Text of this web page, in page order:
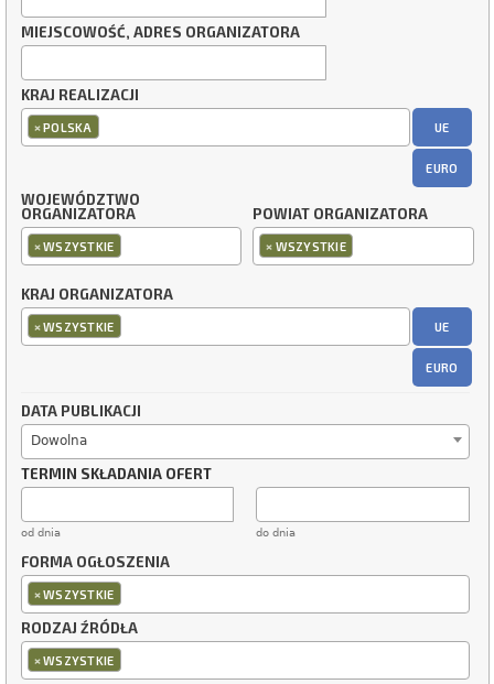
MIEJSCOWOŚĆ, ADRES ORGANIZATORA
KRAJ REALIZACJI
×POLSKA UE
EURO
WOJEWÓDZTWO
ORGANIZATORA
×WSZYSTKIE
POWIAT ORGANIZATORA
× WSZYSTKIE
KRAJ ORGANIZATORA
×WSZYSTKIE UE
EURO
DATA PUBLIKACJI
Dowolna
TERMIN SKŁADANIA OFERT
od dnia do dnia
FORMA OGŁOSZENIA
×WSZYSTKIE
RODZAJ ŹRÓDŁA
×WSZYSTKIE